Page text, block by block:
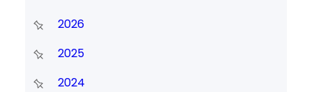
2026
2025
2024